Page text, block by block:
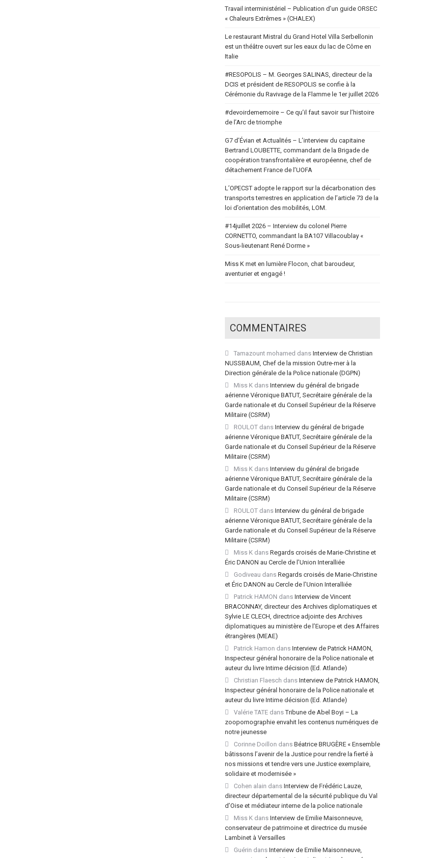
Travail interministériel – Publication d’un guide ORSEC
« Chaleurs Extrêmes » (CHALEX)
Le restaurant Mistral du Grand Hotel Villa Serbellonin
est un théâtre ouvert sur les eaux du lac de Côme en
Italie
#RESOPOLIS – M. Georges SALINAS, directeur de la
DCIS et président de RESOPOLIS se confie à la
Cérémonie du Ravivage de la Flamme le 1er juillet 2026
#devoirdememoire – Ce qu’il faut savoir sur l’histoire
de l’Arc de triomphe
G7 d’Évian et Actualités – L’interview du capitaine
Bertrand LOUBETTE, commandant de la Brigade de
coopération transfrontalière et européenne, chef de
détachement France de l’UOFA
L’OPECST adopte le rapport sur la décarbonation des
transports terrestres en application de l’article 73 de la
loi d’orientation des mobilités, LOM.
#14juillet 2026 – Interview du colonel Pierre
CORNETTO, commandant la BA107 Villacoublay «
Sous-lieutenant René Dorme »
Miss K met en lumière Flocon, chat baroudeur,
aventurier et engagé !
COMMENTAIRES
Tamazount mohamed dans Interview de Christian
NUSSBAUM, Chef de la mission Outre-mer à la
Direction générale de la Police nationale (DGPN)
Miss Kdans Interview du général de brigade
aérienne Véronique BATUT, Secrétaire générale de la
Garde nationale et du Conseil Supérieur de la Réserve
Militaire (CSRM)
ROULOTdans Interview du général de brigade
aérienne Véronique BATUT, Secrétaire générale de la
Garde nationale et du Conseil Supérieur de la Réserve
Militaire (CSRM)
Miss Kdans Interview du général de brigade
aérienne Véronique BATUT, Secrétaire générale de la
Garde nationale et du Conseil Supérieur de la Réserve
Militaire (CSRM)
ROULOTdans Interview du général de brigade
aérienne Véronique BATUT, Secrétaire générale de la
Garde nationale et du Conseil Supérieur de la Réserve
Militaire (CSRM)
Miss Kdans Regards croisés de Marie-Christine et
Éric DANON au Cercle de l’Union Interalliée
Godiveau dans Regards croisés de Marie-Christine
et Éric DANON au Cercle de l’Union Interalliée
Patrick HAMON dans Interview de Vincent
BRACONNAY, directeur des Archives diplomatiques et
Sylvie LE CLECH, directrice adjointe des Archives
diplomatiques au ministère de l’Europe et des Affaires
étrangères (MEAE)
Patrick Hamon dans Interview de Patrick HAMON,
Inspecteur général honoraire de la Police nationale et
auteur du livre Intime décision (Ed. Atlande)
Christian Flaesch dans Interview de Patrick HAMON,
Inspecteur général honoraire de la Police nationale et
auteur du livre Intime décision (Ed. Atlande)
Valérie TATEdansTribune de Abel Boyi – La
zoopornographie envahit les contenus numériques de
notre jeunesse
Corinne Doillon dans Béatrice BRUGÈRE « Ensemble
bâtissons l’avenir de la Justice pour rendre la fierté à
nos missions et tendre vers une Justice exemplaire,
solidaire et modernisée »
Cohen alain dans Interview de Frédéric Lauze,
directeur départemental de la sécurité publique du Val
d’Oise et médiateur interne de la police nationale
Miss Kdans Interview de Emilie Maisonneuve,
conservateur de patrimoine et directrice du musée
Lambinet à Versailles
Guérin dans Interview de Emilie Maisonneuve,